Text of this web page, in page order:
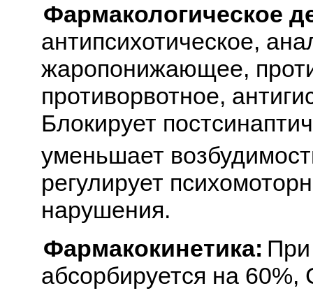
Фармакологическое
антипсихотическое,
жаропонижающее,
противорвотное,
Блокирует
уменьшает
регулирует
нарушения.
Фармакокинетика:
абсорбируется на 60%,